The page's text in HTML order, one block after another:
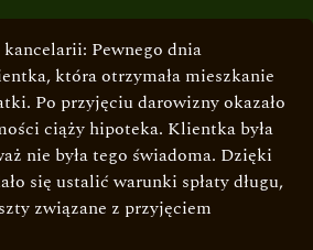
Pewnego dnia
która otrzymała mieszkanie
Po przyjęciu darowizny okazało
ciąży hipoteka. Klientka była
nie była tego świadoma. Dzięki
się ustalić warunki spłaty długu,
związane z przyjęciem